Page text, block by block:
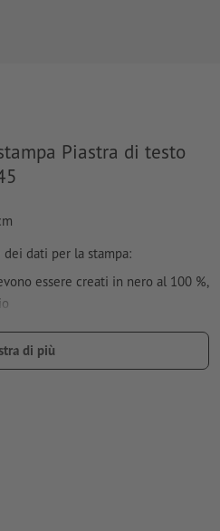
Piastra di testo
dati per la stampa:
essere creati in nero al 100 %,
come ombre, sfumature, griglie,
sans serif come Arial, Verdana o
ottimale
formato finale: minimo 1 mm
di più